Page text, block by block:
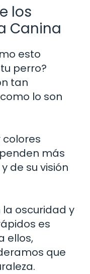
los
Canina
esto
perro?
tan
lo son
colores
más
de su visión
oscuridad y
es
ellos,
que